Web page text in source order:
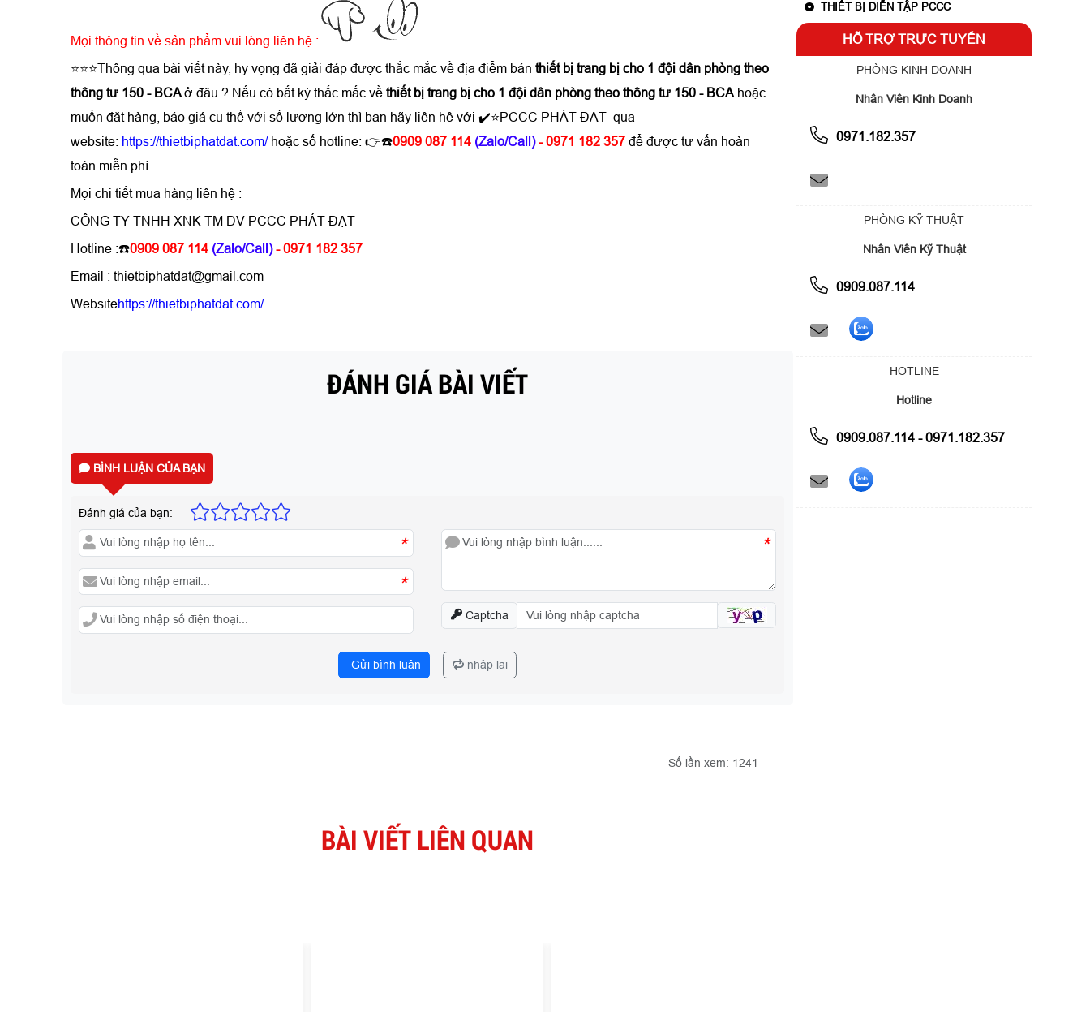
Mọi thông tin về sản phẩm vui lòng liên hệ :
⭐⭐⭐Thông qua bài viết này, hy vọng đã giải đáp được thắc mắc về địa điểm bán thiết bị trang bị cho 1 đội dân phòng theo
thông tư 150 - BCA ở đâu ? Nếu có bất kỳ thắc mắc về thiết bị trang bị cho 1 đội dân phòng theo thông tư 150 - BCA hoặc
muốn đặt hàng, báo giá cụ thể với số lượng lớn thì bạn hãy liên hệ với ✔️⭐PCCC PHÁT ĐẠT qua
website: https://thietbiphatdat.com/ hoặc số hotline: 👉☎️0909 087 114 (Zalo/Call) - 0971 182 357 để được tư vấn hoàn
toàn miễn phí
Mọi chi tiết mua hàng liên hệ :
CÔNG TY TNHH XNK TM DV PCCC PHÁT ĐẠT
Hotline :☎️0909 087 114 (Zalo/Call) - 0971 182 357
Email : thietbiphatdat@gmail.com
Websitehttps://thietbiphatdat.com/
ĐÁNH GIÁ BÀI VIẾT
BÌNH LUẬN CỦA BẠN
Đánh giá của bạn:
*
*
*
Captcha
Gửi bình luận nhập lại
Số lần xem: 1241
BÀI VIẾT LIÊN QUAN
THIẾT BỊ DIỄN TẬP PCCC
HỖ TRỢ TRỰC TUYẾN
PHÒNG KINH DOANH
Nhân Viên Kinh Doanh
0971.182.357
PHÒNG KỸ THUẬT
Nhân Viên Kỹ Thuật
0909.087.114
HOTLINE
Hotline
0909.087.114 - 0971.182.357